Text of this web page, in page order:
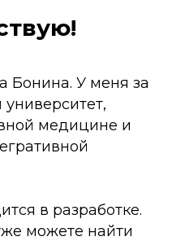
Бонина. У меня за
медицине и
в разработке.
можете найти